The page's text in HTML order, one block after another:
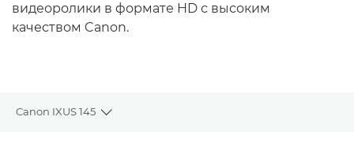
видеоролики в формате HD с высоким
качеством Canon.
Canon IXUS 145
Toggle breadcrumbs